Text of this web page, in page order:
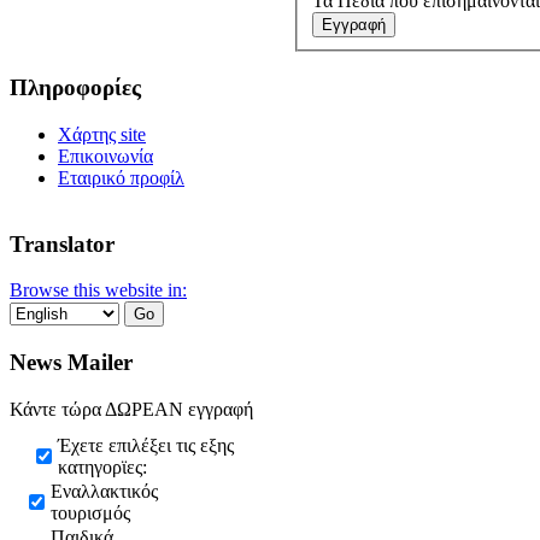
Εγγραφή
Πληροφορίες
Χάρτης site
Επικοινωνία
Εταιρικό προφίλ
Translator
Browse this website in:
News Mailer
Κάντε τώρα ΔΩΡΕΑΝ εγγραφή
Έχετε επιλέξει τις εξης
κατηγορϊες:
Εναλλακτικός
τουρισμός